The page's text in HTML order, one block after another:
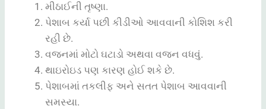
મીઠાઈની તૃષ્ણા.
પેશાબ કર્યા પછી કીડીઓ આવવાની કોશિશ કરી
રહી છે.
વજનમાં મોટો ઘટાડો અથવા વજન વધવું.
થાઇરોઇડ પણ કારણ હોઈ શકે છે.
પેશાબમાં તકલીફ અને સતત પેશાબ આવવાની
સમસ્યા.